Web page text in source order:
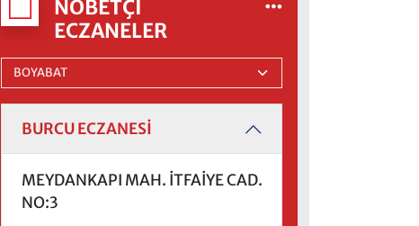
NÖBETÇI
ECZANELER
BURCU ECZANESİ
MEYDANKAPI MAH. İTFAİYE CAD.
NO:3